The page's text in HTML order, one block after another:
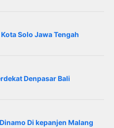
Solo Jawa Tengah
Denpasar Bali
Di kepanjen Malang